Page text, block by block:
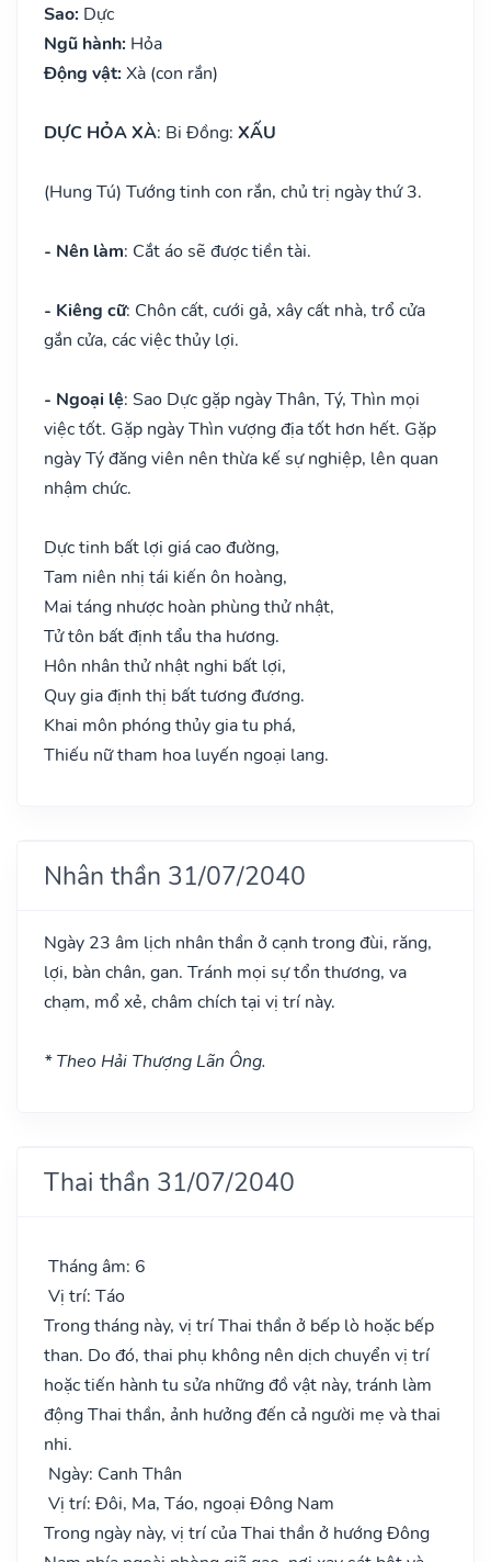
Sao: Dực
Ngũ hành: Hỏa
Động vật: Xà (con rắn)
DỰC HỎA XÀ: Bi Đồng: XẤU
(Hung Tú) Tướng tinh con rắn, chủ trị ngày thứ 3.
- Nên làm: Cắt áo sẽ được tiền tài.
- Kiêng cữ: Chôn cất, cưới gả, xây cất nhà, trổ cửa
gắn cửa, các việc thủy lợi.
- Ngoại lệ: Sao Dực gặp ngày Thân, Tý, Thìn mọi
việc tốt. Gặp ngày Thìn vượng địa tốt hơn hết. Gặp
ngày Tý đăng viên nên thừa kế sự nghiệp, lên quan
nhậm chức.
Dực tinh bất lợi giá cao đường,
Tam niên nhị tái kiến ôn hoàng,
Mai táng nhược hoàn phùng thử nhật,
Tử tôn bất định tẩu tha hương.
Hôn nhân thử nhật nghi bất lợi,
Quy gia định thị bất tương đương.
Khai môn phóng thủy gia tu phá,
Thiếu nữ tham hoa luyến ngoại lang.
Nhân thần 31/07/2040
Ngày 23 âm lịch nhân thần ở cạnh trong đùi, răng,
lợi, bàn chân, gan. Tránh mọi sự tổn thương, va
chạm, mổ xẻ, châm chích tại vị trí này.
* Theo Hải Thượng Lãn Ông.
Thai thần 31/07/2040
Tháng âm: 6
Vị trí: Táo
Trong tháng này, vị trí Thai thần ở bếp lò hoặc bếp
than. Do đó, thai phụ không nên dịch chuyển vị trí
hoặc tiến hành tu sửa những đồ vật này, tránh làm
động Thai thần, ảnh hưởng đến cả người mẹ và thai
nhi.
Ngày: Canh Thân
Vị trí: Đôi, Ma, Táo, ngoại Đông Nam
Trong ngày này, vị trí của Thai thần ở hướng Đông